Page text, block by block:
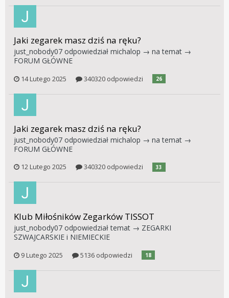
Jaki zegarek masz dziś na ręku?
just_nobody07 odpowiedział michalop → na temat →
FORUM GŁÓWNE
14 Lutego 2025 340320 odpowiedzi 26
Jaki zegarek masz dziś na ręku?
just_nobody07 odpowiedział michalop → na temat →
FORUM GŁÓWNE
12 Lutego 2025 340320 odpowiedzi 33
Klub Miłośników Zegarków TISSOT
just_nobody07 odpowiedział temat → ZEGARKI
SZWAJCARSKIE i NIEMIECKIE
9 Lutego 2025 5136 odpowiedzi 18